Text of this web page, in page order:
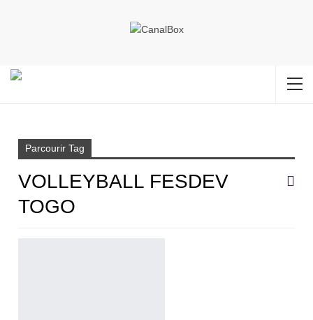
Parcourir Tag
VOLLEYBALL FESDEV
TOGO